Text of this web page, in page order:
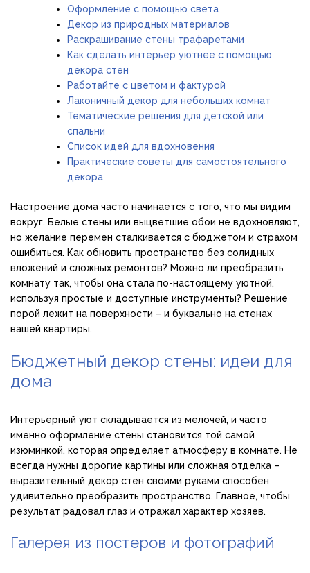
Оформление с помощью света
Декор из природных материалов
Раскрашивание стены трафаретами
Как сделать интерьер уютнее с помощью
декора стен
Работайте с цветом и фактурой
Лаконичный декор для небольших комнат
Тематические решения для детской или
спальни
Список идей для вдохновения
Практические советы для самостоятельного
декора
Настроение дома часто начинается с того, что мы видим
вокруг. Белые стены или выцветшие обои не вдохновляют,
но желание перемен сталкивается с бюджетом и страхом
ошибиться. Как обновить пространство без солидных
вложений и сложных ремонтов? Можно ли преобразить
комнату так, чтобы она стала по-настоящему уютной,
используя простые и доступные инструменты? Решение
порой лежит на поверхности – и буквально на стенах
вашей квартиры.
Бюджетный декор стены: идеи для
дома
Интерьерный уют складывается из мелочей, и часто
именно оформление стены становится той самой
изюминкой, которая определяет атмосферу в комнате. Не
всегда нужны дорогие картины или сложная отделка –
выразительный декор стен своими руками способен
удивительно преобразить пространство. Главное, чтобы
результат радовал глаз и отражал характер хозяев.
Галерея из постеров и фотографий